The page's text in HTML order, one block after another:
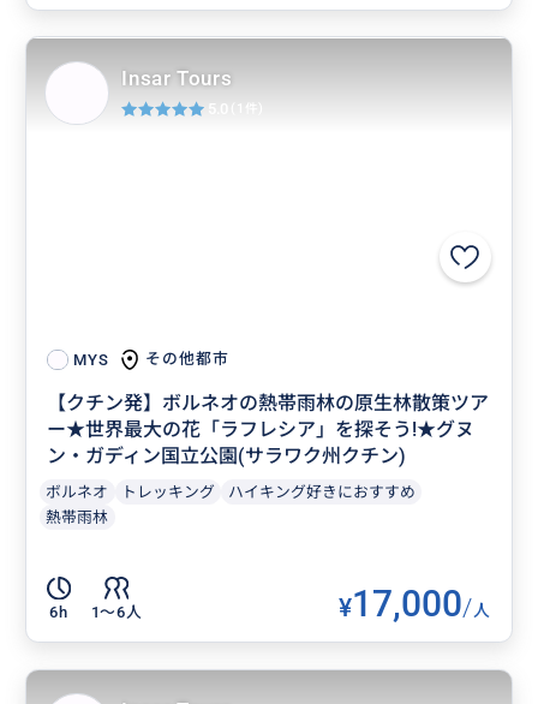
MYS その他都市
【クチン発】ボルネオの熱帯雨林の原生林散策ツア
ー★世界最大の花「ラフレシア」を探そう!★グヌ
ン・ガディン国立公園(サラワク州クチン)
ボルネオ トレッキング
ハイキング好きにおすすめ
熱帯雨林
6h 1〜6人 ¥17,000/人
Insar Tours
5.0 (1件)